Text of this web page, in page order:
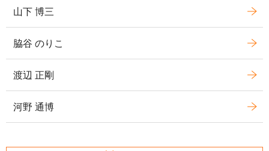
山下 博三
脇谷 のりこ
渡辺 正剛
河野 通博